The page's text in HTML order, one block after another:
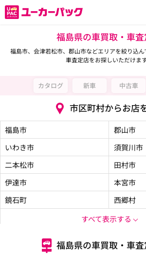
福島県の車買取・車
福島市、会津若松市、郡山市などエリアを絞り込
車査定店をお探しいただけます
カタログ 新車 中古車
市区町村からお店
福島市
郡山市
いわき市
須賀川市
二本松市
田村市
伊達市
本宮市
鏡石町
西郷村
すべて表示する
福島県の車買取・車